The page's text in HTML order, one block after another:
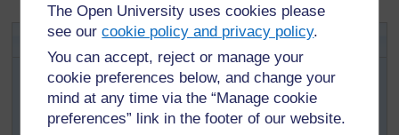
The Open University uses cookies please
see ourcookie policy and privacy policy.
You can accept, reject or manage your
cookie preferences below, and change your
mind at any time via the “Manage cookie
preferences” link in the footer of our website.
Activité 1 : L’air qui nousentoure
Prenez un ballon de football (ou tout autre type de
ballon) et dites à vos élèves qu’il représente la Terre.
Tenez-le dans la main gauche et faites avancer votre
index de la main droite tendu lentement vers lui en